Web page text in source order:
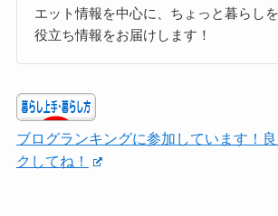
エット情報を中心に、ちょっと暮らし
役立ち情報をお届けします！
ブログランキングに参加しています！
クしてね！